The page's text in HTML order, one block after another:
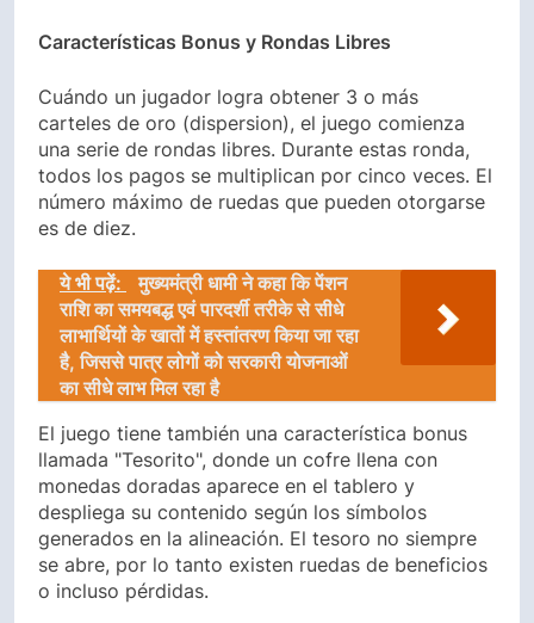
Características Bonus y Rondas Libres
Cuándo un jugador logra obtener 3 o más
carteles de oro (dispersion), el juego comienza
una serie de rondas libres. Durante estas ronda,
todos los pagos se multiplican por cinco veces. El
número máximo de ruedas que pueden otorgarse
es de diez.
ये भी पढ़ें:
मुख्यमंत्री धामी ने कहा कि पेंशन
राशि का समयबद्ध एवं पारदर्शी तरीके से सीधे
लाभार्थियों के खातों में हस्तांतरण किया जा रहा
है, जिससे पात्र लोगों को सरकारी योजनाओं
का सीधे लाभ मिल रहा है
El juego tiene también una característica bonus
llamada "Tesorito", donde un cofre llena con
monedas doradas aparece en el tablero y
despliega su contenido según los símbolos
generados en la alineación. El tesoro no siempre
se abre, por lo tanto existen ruedas de beneficios
o incluso pérdidas.